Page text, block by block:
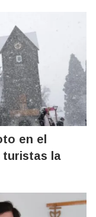
en el
turistas la